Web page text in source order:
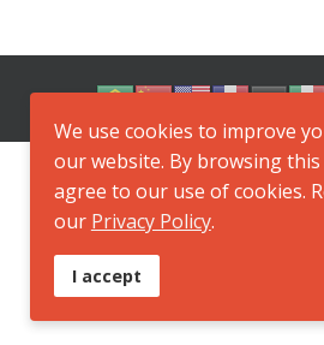
We use cookies to improve
our website. By browsing
agree to our use of cookies.
our Privacy Policy.
I accept